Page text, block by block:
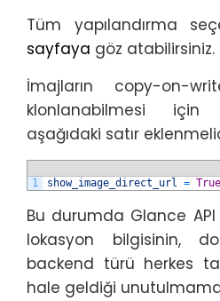
Tüm yapılandırma
sayfaya göz atabilirsiniz.
İmajların copy-on-
klonlanabilmesi için
aşağıdaki satır
1 show_image_direct_url = True
Bu durumda Glance
lokasyon bilgisinin,
backend türü herkes
hale geldiği